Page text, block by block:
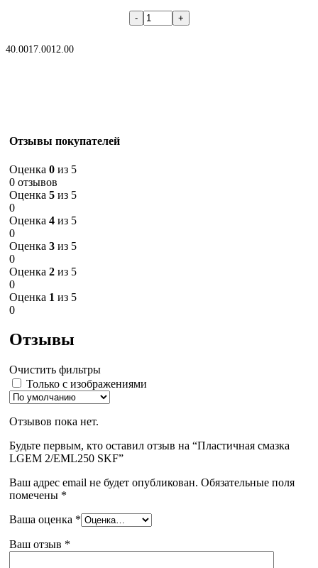
40.0017.0012.00
Отзывы покупателей
Оценка 0 из 5
0 отзывов
Оценка 5 из 5
0
Оценка 4 из 5
0
Оценка 3 из 5
0
Оценка 2 из 5
0
Оценка 1 из 5
0
Отзывы
Очистить фильтры
Только с изображениями
Отзывов пока нет.
Будьте первым, кто оставил отзыв на “Пластичная смазка
LGEM 2/EML250 SKF”
Ваш адрес email не будет опубликован. Обязательные поля
помечены *
Ваша оценка *
Ваш отзыв *